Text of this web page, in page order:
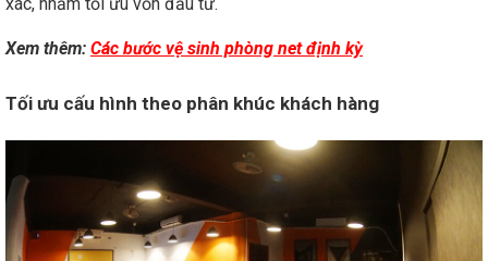
Xem thêm: Các bước vệ sinh phòng net định kỳ
Tối ưu cấu hình theo phân khúc khách hàng